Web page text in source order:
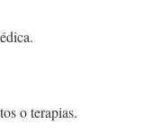
o terapias.